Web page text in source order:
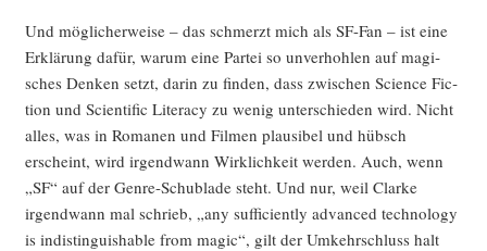
Und mög­li­cher­wei­se – das schmerzt mich als SF-Fan – ist eine
Erklä­rung dafür, war­um eine Par­tei so unver­hoh­len auf magi­
sches Den­ken setzt, dar­in zu fin­den, dass zwi­schen Sci­ence Fic­
tion und Sci­en­ti­fic Liter­acy zu wenig unter­schie­den wird. Nicht
alles, was in Roma­nen und Fil­men plau­si­bel und hübsch
erscheint, wird irgend­wann Wirk­lich­keit wer­den. Auch, wenn
„SF“ auf der Gen­re-Schub­la­de steht. Und nur, weil Clar­ke
irgend­wann mal schrieb, „any suf­fi­ci­ent­ly advan­ced tech­no­lo­gy
is indis­tin­gu­is­ha­ble from magic“, gilt der Umkehr­schluss halt